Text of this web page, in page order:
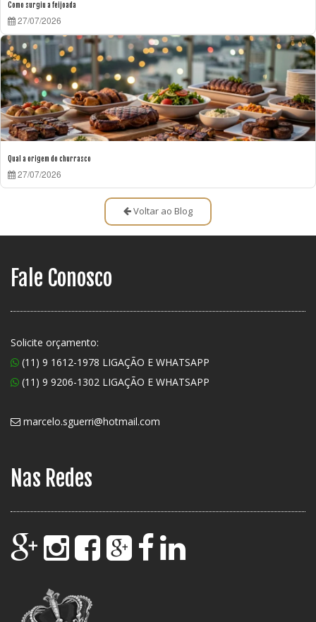
Como surgiu a feijoada
27/07/2026
Qual a origem do churrasco
27/07/2026
Voltar ao Blog
Fale Conosco
Solicite orçamento:
(11) 9 1612-1978 LIGAÇÃO E WHATSAPP
(11) 9 9206-1302 LIGAÇÃO E WHATSAPP
marcelo.sguerri@hotmail.com
Nas Redes